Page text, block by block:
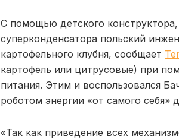
С помощью детского конструктора,
суперконденсатора польский
картофельного клубня, сообщает
картофель или цитрусовые) при
питания. Этим и воспользовался
роботом энергии «от самого себя»
«Так как приведение всех